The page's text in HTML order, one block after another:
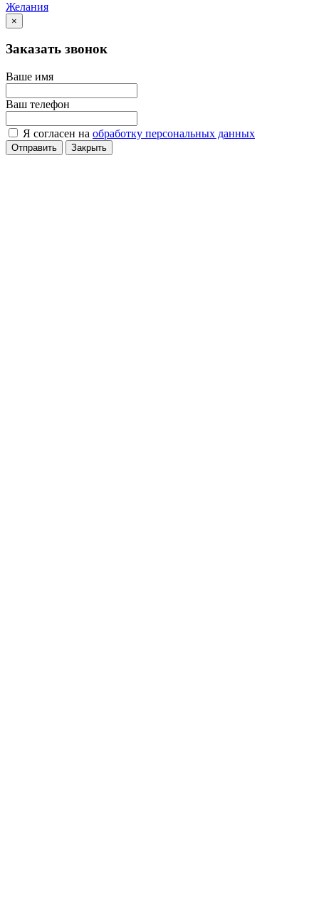
Желания
×
Заказать звонок
Ваше имя
Ваш телефон
Я согласен на обработку персональных данных
Отправить Закрыть